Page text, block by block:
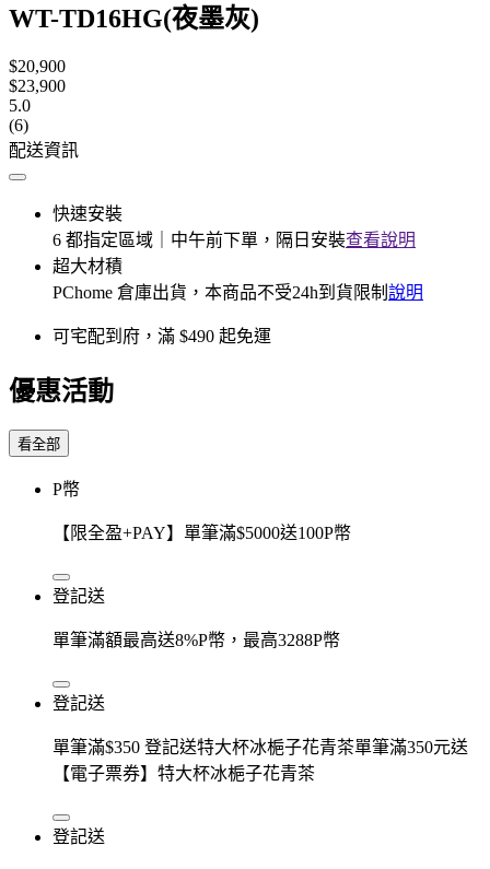
WT-TD16HG(夜墨灰)
$20,900
$23,900
5.0
(6)
配送資訊
快速安裝
6 都指定區域｜中午前下單，隔日安裝查看說明
超大材積
PChome 倉庫出貨，本商品不受24h到貨限制 說明
可宅配到府，滿 $490 起免運
優惠活動
看全部
P幣
【限全盈+PAY】單筆滿$5000送100P幣
登記送
單筆滿額最高送8%P幣，最高3288P幣
登記送
單筆滿$350 登記送特大杯冰梔子花青茶單筆滿350元送
【電子票券】特大杯冰梔子花青茶
登記送